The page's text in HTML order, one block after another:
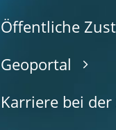
Öffentliche
Geoportal
Karriere bei der